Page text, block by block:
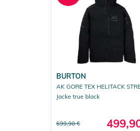
BURTON
AK GORE TEX HELITACK
Jacke true black
699,90 €